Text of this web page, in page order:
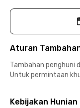
Aturan
Tambahan penghuni
Untuk permintaan
Kebijakan Hunian